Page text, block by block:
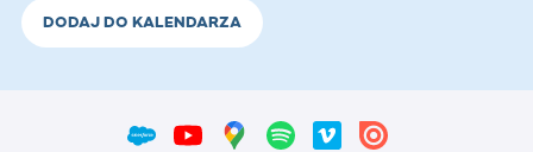
DODAJ DO KALENDARZA